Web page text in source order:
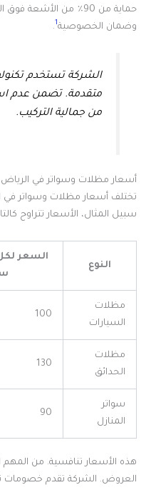
حماية من 90٪ من
وضمان الخصوصية1
.
الشركة تستخدم
متقدمة. تضمن عدم
من جمالية التركيب.
أسعار مظلات وسواتر في الرياض
تختلف أسعار مظلات وسواتر في
سبيل المثال، الأسعار تتراوح
النوع
السعر
مظلات
السيارات
100
مظلات
الحدائق
130
سواتر
المنازل
90
هذه الأسعار تنافسية. من المهم
العروض. الشركة تقدم خصومات تصل إلى 50٪ على